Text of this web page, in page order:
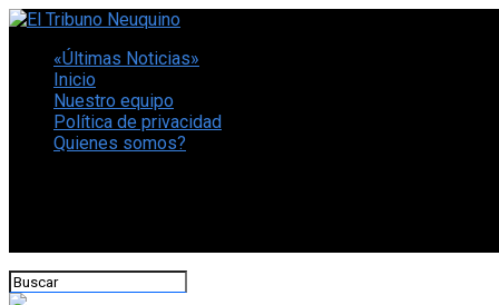
«Últimas Noticias»
Inicio
Nuestro equipo
Política de privacidad
Quienes somos?